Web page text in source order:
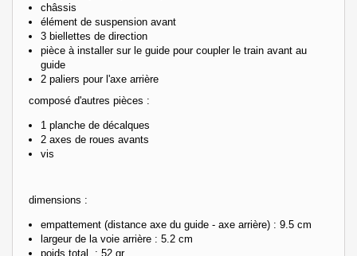
châssis
élément de suspension avant
3 biellettes de direction
pièce à installer sur le guide pour coupler le train avant au
guide
2 paliers pour l'axe arrière
composé d'autres pièces :
1 planche de décalques
2 axes de roues avants
vis
dimensions :
empattement (distance axe du guide - axe arrière) : 9.5 cm
largeur de la voie arrière : 5.2 cm
poids total : 52 gr